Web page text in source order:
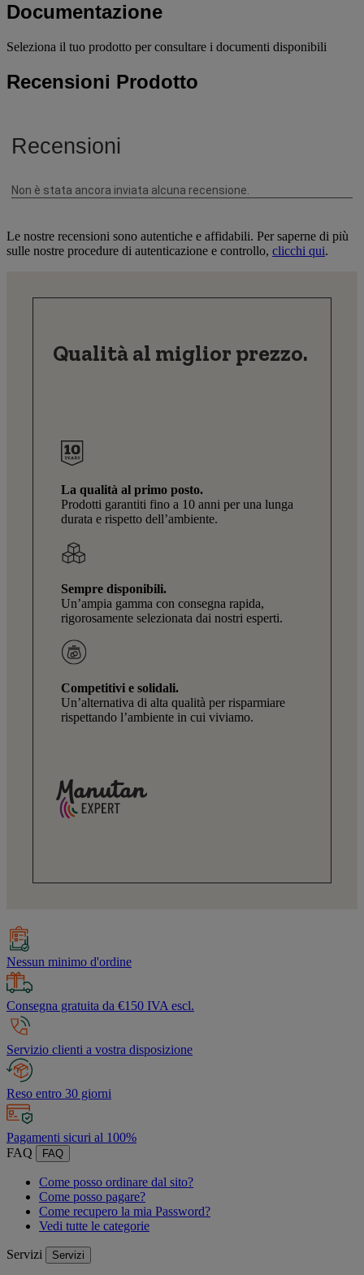
Documentazione
Seleziona il tuo prodotto per consultare i documenti disponibili
Recensioni Prodotto
Le nostre recensioni sono autentiche e affidabili. Per saperne di più
sulle nostre procedure di autenticazione e controllo, clicchi qui.
Qualità al miglior prezzo.
La qualità al primo posto.
Prodotti garantiti fino a 10 anni per una lunga
durata e rispetto dell’ambiente.
Sempre disponibili.
Un’ampia gamma con consegna rapida,
rigorosamente selezionata dai nostri esperti.
Competitivi e solidali.
Un’alternativa di alta qualità per risparmiare
rispettando l’ambiente in cui viviamo.
Nessun minimo d'ordine
Consegna gratuita da €150 IVA escl.
Servizio clienti a vostra disposizione
Reso entro 30 giorni
Pagamenti sicuri al 100%
FAQ
FAQ
Come posso ordinare dal sito?
Come posso pagare?
Come recupero la mia Password?
Vedi tutte le categorie
Servizi Servizi